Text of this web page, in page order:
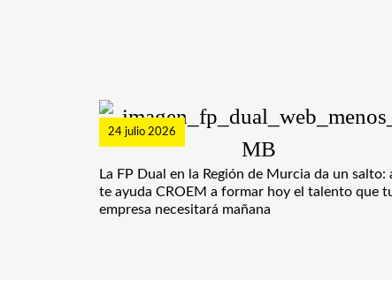
24 julio 2026
La FP Dual en la Región de Murcia da un salto:
te ayuda CROEM a formar hoy el talento que
empresa necesitará mañana